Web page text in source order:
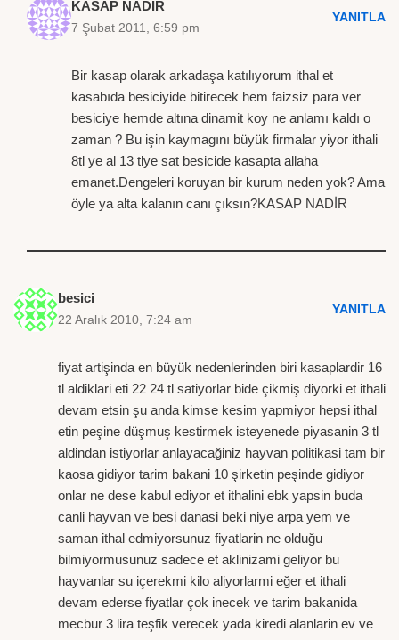
KASAP NADİR
7 Şubat 2011, 6:59 pm
YANITLA
Bir kasap olarak arkadaşa katılıyorum ithal et
kasabıda besiciyide bitirecek hem faizsiz para ver
besiciye hemde altına dinamit koy ne anlamı kaldı o
zaman ? Bu işin kaymagını büyük firmalar yiyor ithali
8tl ye al 13 tlye sat besicide kasapta allaha
emanet.Dengeleri koruyan bir kurum neden yok? Ama
öyle ya alta kalanın canı çıksın?KASAP NADİR
besici
22 Aralık 2010, 7:24 am
YANITLA
fiyat artişinda en büyük nedenlerinden biri kasaplardir 16
tl aldiklari eti 22 24 tl satiyorlar bide çikmiş diyorki et ithali
devam etsin şu anda kimse kesim yapmiyor hepsi ithal
etin peşine düşmuş kestirmek isteyenede piyasanin 3 tl
aldindan istiyorlar anlayacağiniz hayvan politikasi tam bir
kaosa gidiyor tarim bakani 10 şirketin peşinde gidiyor
onlar ne dese kabul ediyor et ithalini ebk yapsin buda
canli hayvan ve besi danasi beki niye arpa yem ve
saman ithal edmiyorsunuz fiyatlarin ne olduğu
bilmiyormusunuz sadece et aklinizami geliyor bu
hayvanlar su içerekmi kilo aliyorlarmi eğer et ithali
devam ederse fiyatlar çok inecek ve tarim bakanida
mecbur 3 lira teşfik verecek yada kiredi alanlarin ev ve